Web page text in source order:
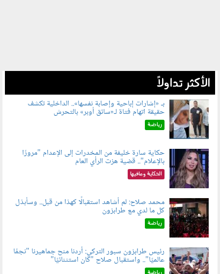
الأكثر تداولاً
060804.jpg
بـ «إشارات إباحية وإصابة نفسها».. الداخلية تكشف
حقيقة اتهام فتاة لـ«سائق أوبر» بالتحرش
رياضة
060801.jpeg
حكاية سارة خليفة من المخدرات إلى الإعدام "مرورًا
بالإعلام".. قضية هزت الرأي العام
الحكاية ومافيها
060802.jpg
محمد صلاح: لم أشاهد استقبالًا كهذا من قبل.. وسأبذل
كل ما لدي مع طرابزون
رياضة
060803.jpg
رئيس طرابزون سبور التركي: أردنا منح جماهيرنا "نجمًا
عالميًا".. واستقبال صلاح "كان استثنائيًا"